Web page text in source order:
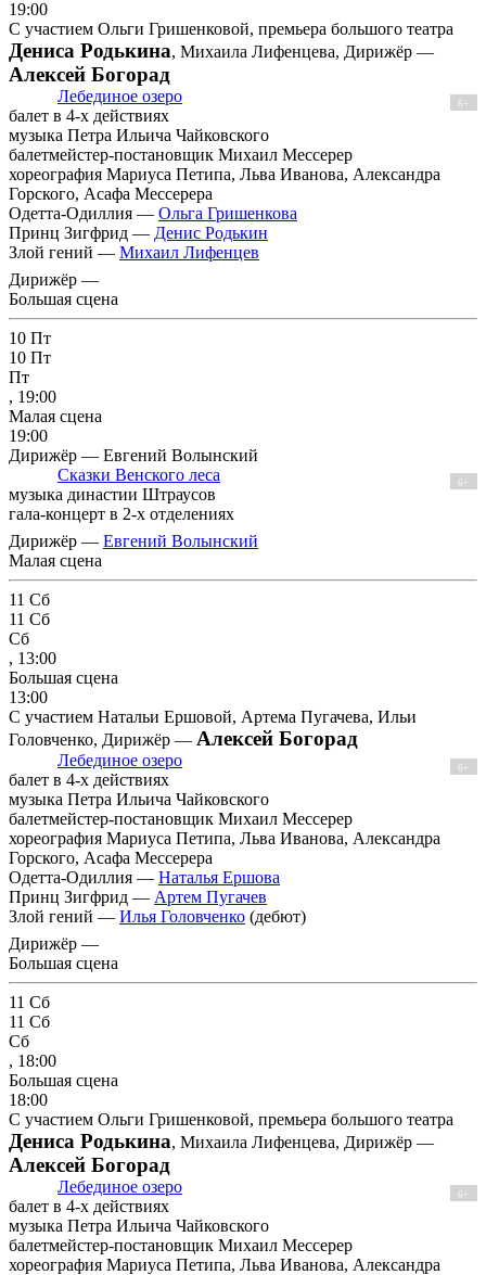
19:00
С участием Ольги Гришенковой, премьера большого театра
Дениса Родькина, Михаила Лифенцева, Дирижёр —
Алексей Богорад
Лебединое озеро 6+
балет в 4-х действиях
музыка Петра Ильича Чайковского
балетмейстер-постановщик Михаил Мессерер
хореография Мариуса Петипа, Льва Иванова, Александра
Горского, Асафа Мессерера
Одетта-Одиллия — Ольга Гришенкова
Принц Зигфрид — Денис Родькин
Злой гений — Михаил Лифенцев
Дирижёр —
Большая сцена
10 Пт
10 Пт
Пт
, 19:00
Малая сцена
19:00
Дирижёр — Евгений Волынский
Сказки Венского леса
6+
музыка династии Штраусов
гала-концерт в 2-х отделениях
Дирижёр — Евгений Волынский
Малая сцена
11 Сб
11 Сб
Сб
, 13:00
Большая сцена
13:00
С участием Натальи Ершовой, Артема Пугачева, Ильи
Головченко, Дирижёр — Алексей Богорад
Лебединое озеро 6+
балет в 4-х действиях
музыка Петра Ильича Чайковского
балетмейстер-постановщик Михаил Мессерер
хореография Мариуса Петипа, Льва Иванова, Александра
Горского, Асафа Мессерера
Одетта-Одиллия — Наталья Ершова
Принц Зигфрид — Артем Пугачев
Злой гений — Илья Головченко (дебют)
Дирижёр —
Большая сцена
11 Сб
11 Сб
Сб
, 18:00
Большая сцена
18:00
С участием Ольги Гришенковой, премьера большого театра
Дениса Родькина, Михаила Лифенцева, Дирижёр —
Алексей Богорад
Лебединое озеро 6+
балет в 4-х действиях
музыка Петра Ильича Чайковского
балетмейстер-постановщик Михаил Мессерер
хореография Мариуса Петипа, Льва Иванова, Александра